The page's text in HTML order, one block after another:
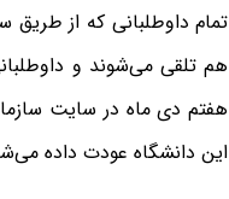
تمام داوطلبانی که از طریق
هم تلقی می‌شوند و
هفتم دی ماه در سایت
این دانشگاه عودت داده